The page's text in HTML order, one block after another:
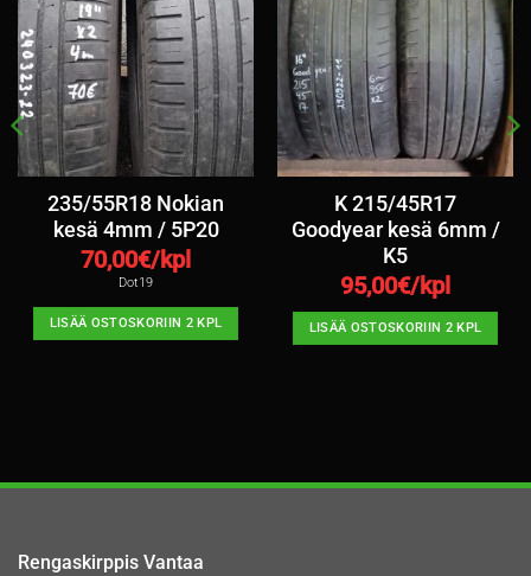
235/55R18 Nokian
kesä 4mm / 5P20
70,00€/kpl
Dot19
LISÄÄ OSTOSKORIIN 2 KPL
K 215/45R17
Goodyear kesä 6mm /
K5
95,00€/kpl
LISÄÄ OSTOSKORIIN 2 KPL
Rengaskirppis Vantaa